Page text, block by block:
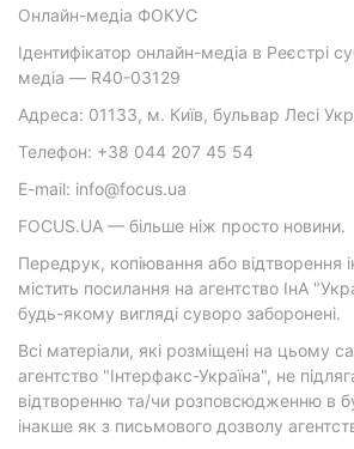
Онлайн-медіа ФОКУС
Ідентифікатор онлайн-медіа в Реєстрі
медіа — R40-03129
Адреса: 01133, м. Київ, бульвар Лесі
Телефон: +38 044 207 45 54
E-mail: info@focus.ua
FOCUS.UA — більше ніж просто новини.
Передрук, копіювання або відтворення
містить посилання на агентство ІнА
будь-якому вигляді суворо заборонені.
Всі матеріали, які розміщені на цьому
агентство "Інтерфакс-Україна", не
відтворенню та/чи розповсюдженню в
інакше як з письмового дозволу